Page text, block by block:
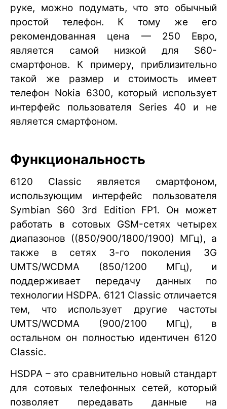
руке, можно подумать, что это обычный
простой телефон. К тому же его
рекомендованная цена — 250 Евро,
является самой низкой для S60-
смартфонов. К примеру, приблизительно
такой же размер и стоимость имеет
телефон Nokia 6300, который использует
интерфейс пользователя Series 40 и не
является смартфоном.
Функциональность
6120 Classic является смартфоном,
использующим интерфейс пользователя
Symbian S60 3rd Edition FP1. Он может
работать в сотовых GSM-сетях четырех
диапазонов ((850/900/1800/1900) МГц), а
также в сетях 3-го поколения 3G
UMTS/WCDMA (850/1200 МГц), и
поддерживает передачу данных по
технологии HSDPA. 6121 Classic отличается
тем, что использует другие частоты
UMTS/WCDMA (900/2100 МГц), в
остальном он полностью идентичен 6120
Classic.
HSDPA – это сравнительно новый стандарт
для сотовых телефонных сетей, который
позволяет передавать данные на